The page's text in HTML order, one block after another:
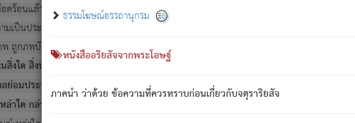
ธรรมโฆษณ์อรรถานุกรม
หนังสืออริยสัจจากพระโอษฐ์
ภาคนำ ว่าด้วย ข้อความที่ควรทราบก่อนเกี่ยวกับจตุราริยสัจ
อดร้อนแล้ว มีผัสสะบังหน้า[1]ย่อมกล่าวซึ่งโรค (ความเสียดแทง) นั้นโดยความเป็นตัวเป็นตน
มเป็นประการใด แต่สิ่งนั้นย่อมเป็น (ตามที่เป็นจริง) โดยประการอื่นจากที่เขาสำคัญนั้น
ถูกภพบังหน้าแล้ว มีภพโดยความเป็นอย่างอื่น (จากที่มันเป็นอยู่จริง) จึงได้เพลิดเพลินยิ่งนักใน
งใด สิ่งนั้นเป็นภัย (ที่เขาไม่รู้จัก) : เขากลัวต่อสิ่งใดสิ่งนั้นเป็นทุกข์
ย่อมประพฤติ ก็เพื่อการละขาดซึ่งภพ.
าใด กล่าวความหลุดพ้นจากภพว่ามีได้เพราะภพ เรากล่าวว่า สมณะหรือพราหมณ์ทั้งปว